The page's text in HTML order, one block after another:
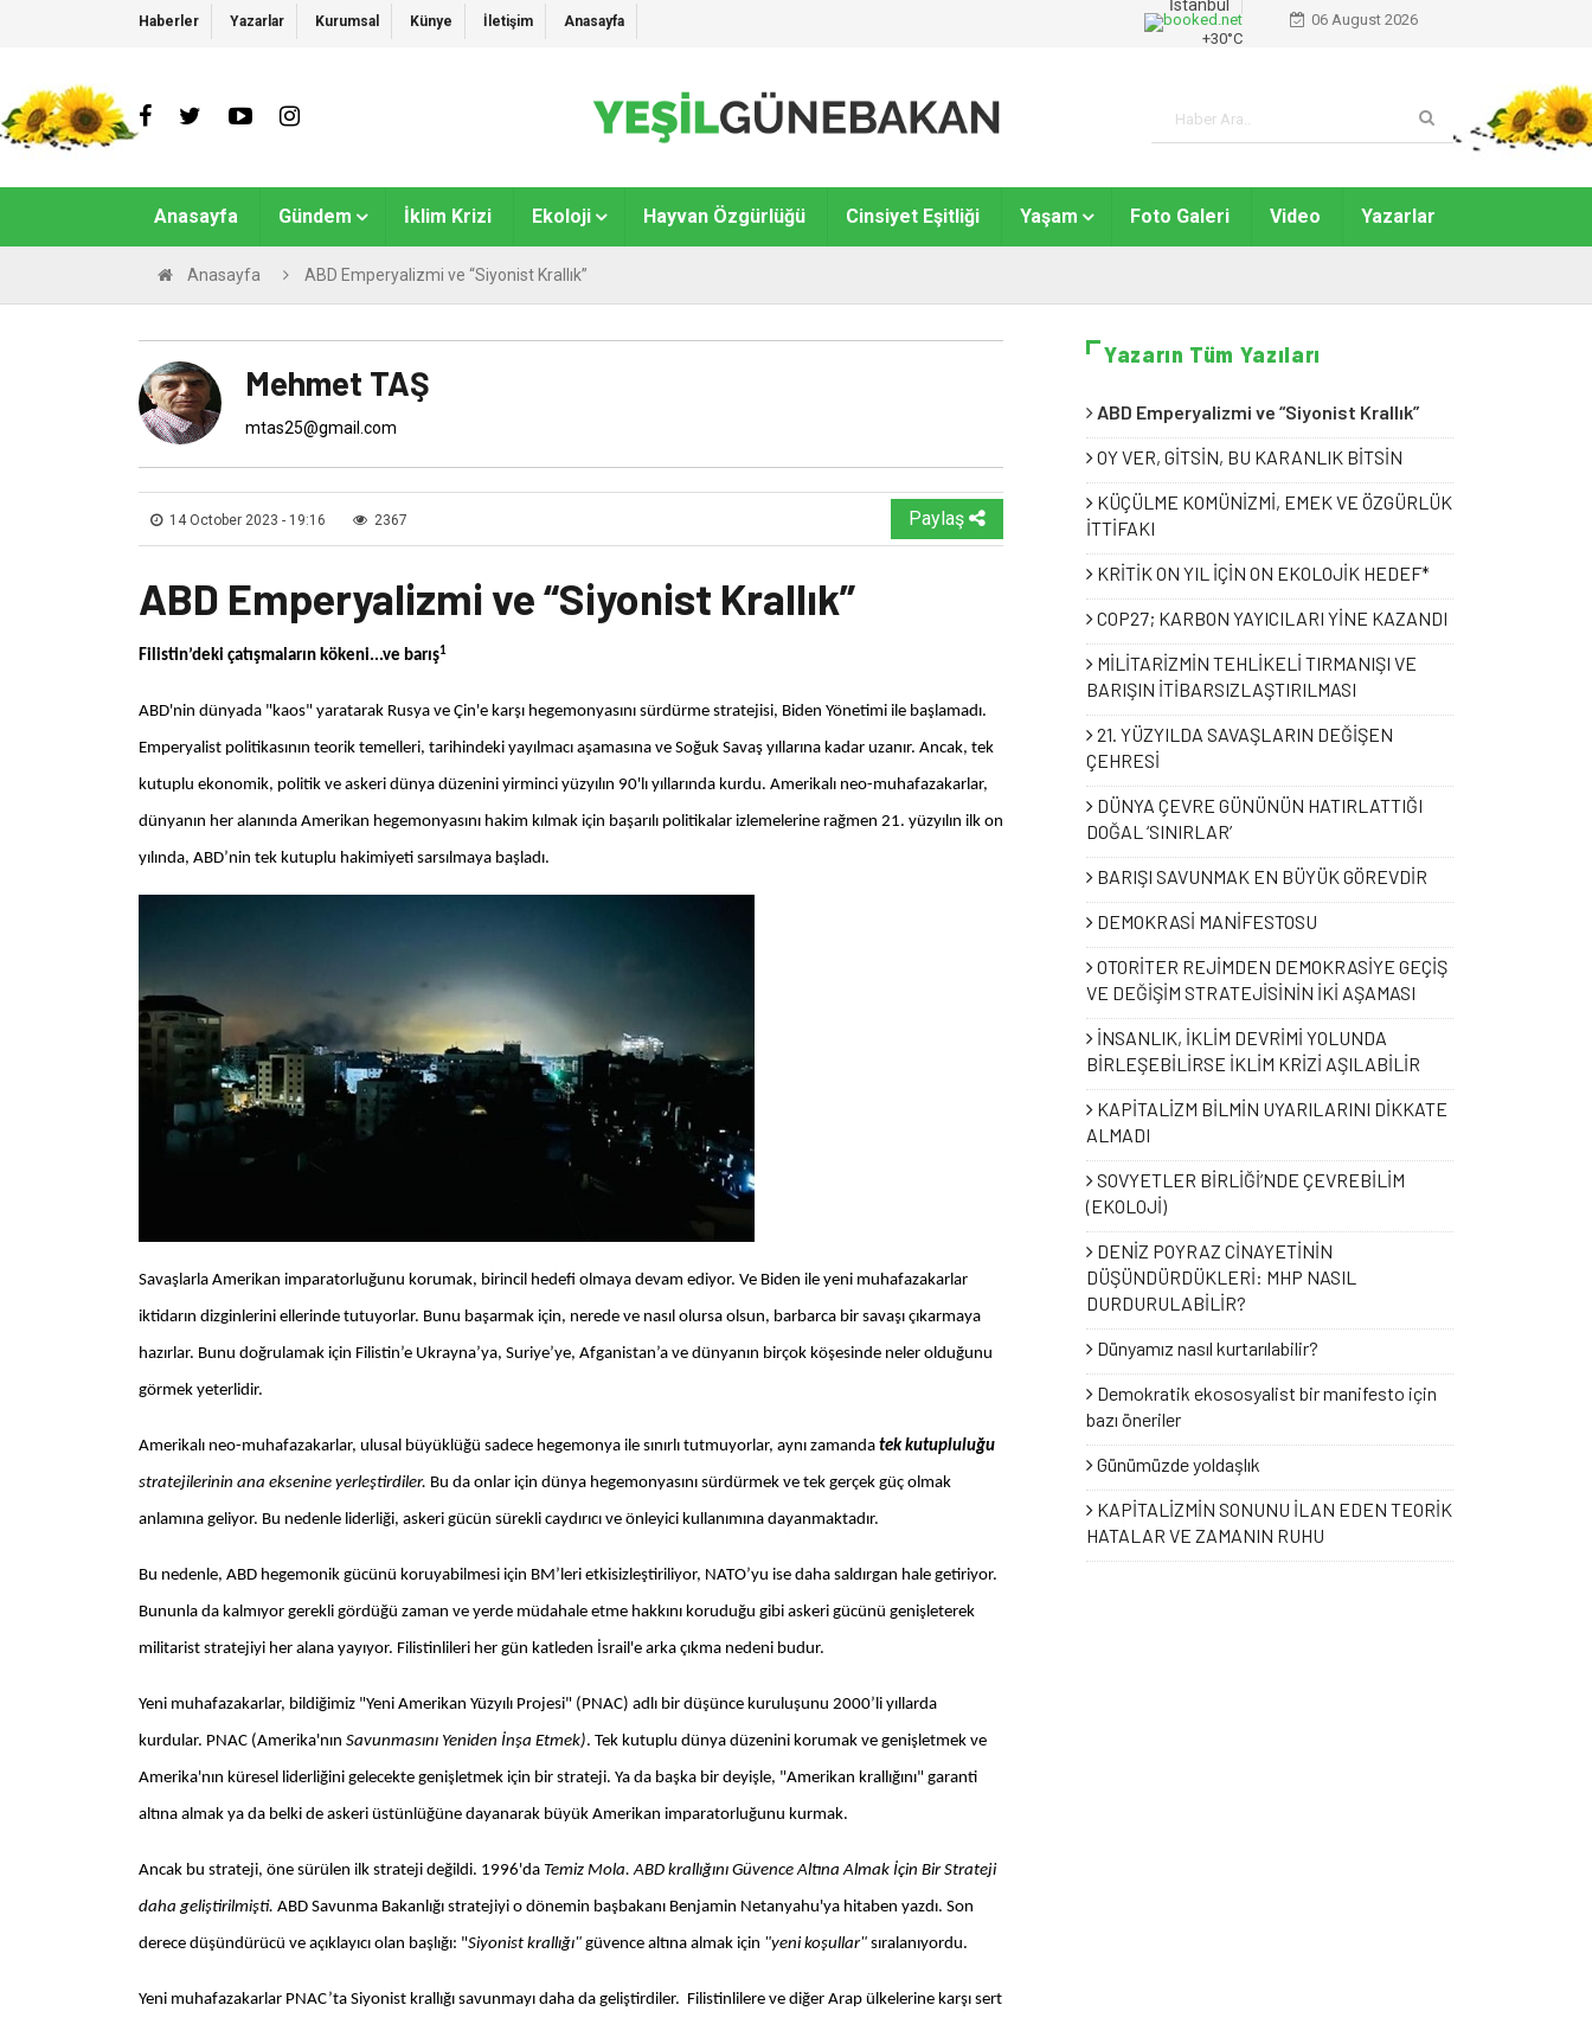
Haberler Yazarlar Kurumsal Künye İletişim Anasayfa
İstanbul
+30°C
06 August 2026
Anasayfa Gündem İklim Krizi Ekoloji Hayvan Özgürlüğü Cinsiyet Eşitliği Yaşam Foto Galeri Video Yazarlar
Anasayfa ABD Emperyalizmi ve “Siyonist Krallık”
Mehmet TAŞ
mtas25@gmail.com
14 October 2023 - 19:16 2367 Paylaş
ABD Emperyalizmi ve “Siyonist Krallık”
Filistin’deki çatışmaların kökeni...ve barış1
ABD'nin dünyada "kaos" yaratarak Rusya ve Çin'e karşı hegemonyasını sürdürme stratejisi, Biden Yönetimi ile başlamadı.
Emperyalist politikasının teorik temelleri, tarihindeki yayılmacı aşamasına ve Soğuk Savaş yıllarına kadar uzanır. Ancak, tek
kutuplu ekonomik, politik ve askeri dünya düzenini yirminci yüzyılın 90'lı yıllarında kurdu. Amerikalı neo-muhafazakarlar,
dünyanın her alanında Amerikan hegemonyasını hakim kılmak için başarılı politikalar izlemelerine rağmen 21. yüzyılın ilk on
yılında, ABD’nin tek kutuplu hakimiyeti sarsılmaya başladı.
Savaşlarla Amerikan imparatorluğunu korumak, birincil hedefi olmaya devam ediyor. Ve Biden ile yeni muhafazakarlar
iktidarın dizginlerini ellerinde tutuyorlar. Bunu başarmak için, nerede ve nasıl olursa olsun, barbarca bir savaşı çıkarmaya
hazırlar. Bunu doğrulamak için Filistin’e Ukrayna’ya, Suriye’ye, Afganistan’a ve dünyanın birçok köşesinde neler olduğunu
görmek yeterlidir.
Amerikalı neo-muhafazakarlar, ulusal büyüklüğü sadece hegemonya ile sınırlı tutmuyorlar, aynı zamanda tek kutupluluğu
stratejilerinin ana eksenine yerleştirdiler. Bu da onlar için dünya hegemonyasını sürdürmek ve tek gerçek güç olmak
anlamına geliyor. Bu nedenle liderliği, askeri gücün sürekli caydırıcı ve önleyici kullanımına dayanmaktadır.
Bu nedenle, ABD hegemonik gücünü koruyabilmesi için BM’leri etkisizleştiriliyor, NATO’yu ise daha saldırgan hale getiriyor.
Bununla da kalmıyor gerekli gördüğü zaman ve yerde müdahale etme hakkını koruduğu gibi askeri gücünü genişleterek
militarist stratejiyi her alana yayıyor. Filistinlileri her gün katleden İsrail'e arka çıkma nedeni budur.
Yeni muhafazakarlar, bildiğimiz "Yeni Amerikan Yüzyılı Projesi" (PNAC) adlı bir düşünce kuruluşunu 2000’li yıllarda
kurdular. PNAC (Amerika'nın Savunmasını Yeniden İnşa Etmek). Tek kutuplu dünya düzenini korumak ve genişletmek ve
Amerika'nın küresel liderliğini gelecekte genişletmek için bir strateji. Ya da başka bir deyişle, "Amerikan krallığını" garanti
altına almak ya da belki de askeri üstünlüğüne dayanarak büyük Amerikan imparatorluğunu kurmak.
Ancak bu strateji, öne sürülen ilk strateji değildi. 1996'da Temiz Mola. ABD krallığını Güvence Altına Almak İçin Bir Strateji
daha geliştirilmişti. ABD Savunma Bakanlığı stratejiyi o dönemin başbakanı Benjamin Netanyahu'ya hitaben yazdı. Son
derece düşündürücü ve açıklayıcı olan başlığı: "Siyonist krallığı" güvence altına almak için "yeni koşullar" sıralanıyordu.
Yeni muhafazakarlar PNAC’ta Siyonist krallığı savunmayı daha da geliştirdiler. Filistinlilere ve diğer Arap ülkelerine karşı sert
Yazarın Tüm Yazıları
ABD Emperyalizmi ve “Siyonist Krallık”
OY VER, GİTSİN, BU KARANLIK BİTSİN
KÜÇÜLME KOMÜNİZMİ, EMEK VE ÖZGÜRLÜK
İTTİFAKI
KRİTİK ON YIL İÇİN ON EKOLOJİK HEDEF*
COP27; KARBON YAYICILARI YİNE KAZANDI
MİLİTARİZMİN TEHLİKELİ TIRMANIŞI VE
BARIŞIN İTİBARSIZLAŞTIRILMASI
21. YÜZYILDA SAVAŞLARIN DEĞİŞEN
ÇEHRESİ
DÜNYA ÇEVRE GÜNÜNÜN HATIRLATTIĞI
DOĞAL ‘SINIRLAR’
BARIŞI SAVUNMAK EN BÜYÜK GÖREVDİR
DEMOKRASİ MANİFESTOSU
OTORİTER REJİMDEN DEMOKRASİYE GEÇİŞ
VE DEĞİŞİM STRATEJİSİNİN İKİ AŞAMASI
İNSANLIK, İKLİM DEVRİMİ YOLUNDA
BİRLEŞEBİLİRSE İKLİM KRİZİ AŞILABİLİR
KAPİTALİZM BİLMİN UYARILARINI DİKKATE
ALMADI
SOVYETLER BİRLİĞİ’NDE ÇEVREBİLİM
(EKOLOJİ)
DENİZ POYRAZ CİNAYETİNİN
DÜŞÜNDÜRDÜKLERİ: MHP NASIL
DURDURULABİLİR?
Dünyamız nasıl kurtarılabilir?
Demokratik ekososyalist bir manifesto için
bazı öneriler
Günümüzde yoldaşlık
KAPİTALİZMİN SONUNU İLAN EDEN TEORİK
HATALAR VE ZAMANIN RUHU